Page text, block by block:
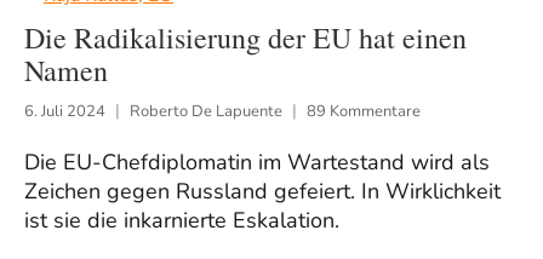
Die Radikalisierung der EU hat einen
Namen
6. Juli 2024 Roberto De Lapuente 89 Kommentare
Die EU-Chefdiplomatin im Wartestand wird als
Zeichen gegen Russland gefeiert. In Wirklichkeit
ist sie die inkarnierte Eskalation.